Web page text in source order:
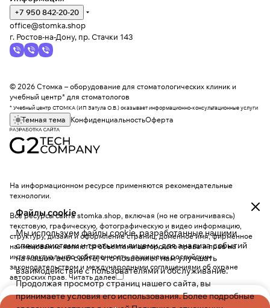
Файлы cookie
Мы используем файлы cookie, разработанные нашими
специалистами и третьими лицами, для анализа событий
на нашем веб-сайте, что позволяет нам улучшать
взаимодействие с пользователями и обслуживание.
Продолжая просмотр страниц нашего сайта, вы
принимаете условия его использования. Более подробные
+7 950 842-20-20
office@stomka.shop
г. Ростов-на-Дону, пр. Стачки 143
© 2026 Стомка – оборудование для стоматологических клиник и
учебный центр* для стоматологов
* Учебный центр СТОМКА (ИП Затула О.В.) оказывает информационно-консультационные услуги
Темная тема КонфиденциальностьОферта
На информационном ресурсе применяются рекомендательные
технологии.
Все ресурсы сайта stomka.shop, включая (но не ограничиваясь)
текстовую, графическую, фотографическую и видео информацию,
структуру, дизайн и оформление страниц, доменное имя, фирменное
наименование являются объектами авторского права и прав на
интеллектуальную собственность, защищены российским
законодательством и международными соглашениями об охране
авторских прав. Читать далее